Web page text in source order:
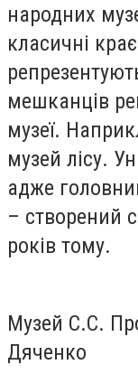
народних
класичні
мешканців
музеї.
музей лісу.
адже
– створений
років тому.
Музей С.С.
Дяченко